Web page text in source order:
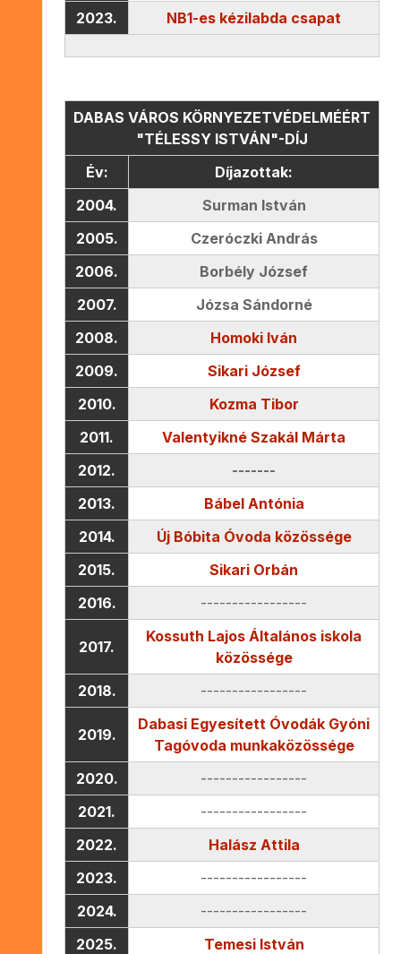
2023.
NB1-es kézilabda csapat
DABAS VÁROS KÖRNYEZETVÉDELMÉÉRT
"TÉLESSY ISTVÁN"-DÍJ
Év:
Díjazottak:
2004.
Surman István
2005.
Czeróczki András
2006.
Borbély József
2007.
Józsa Sándorné
2008.
Homoki Iván
2009.
Sikari József
2010.
Kozma Tibor
2011.
Valentyikné Szakál Márta
2012.
-------
2013.
Bábel Antónia
2014.
Új Bóbita Óvoda közössége
2015.
Sikari Orbán
2016.
-----------------
2017.
Kossuth Lajos Általános iskola
közössége
2018.
-----------------
2019.
Dabasi Egyesített Óvodák Gyóni
Tagóvoda munkaközössége
2020.
-----------------
2021.
-----------------
2022.
Halász Attila
2023.
-----------------
2024.
-----------------
2025.
Temesi István